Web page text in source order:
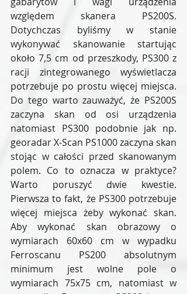
względem skanera PS200S.
Dotychczas byliśmy w stanie
wykonywać skanowanie startując
około 7,5 cm od przeszkody, PS300 z
racji zintegrowanego wyświetlacza
potrzebuje po prostu więcej miejsca.
Do tego warto zauważyć, że PS200S
zaczyna skan od osi urządzenia
natomiast PS300 podobnie jak np.
georadar X-Scan PS1000 zaczyna skan
stojąc w całości przed skanowanym
polem. Co to oznacza w praktyce?
Warto poruszyć dwie kwestie.
Pierwsza to fakt, że PS300 potrzebuje
więcej miejsca żeby wykonać skan.
Aby wykonać skan obrazowy o
wymiarach 60x60 cm w wypadku
Ferroscanu PS200 absolutnym
minimum jest wolne pole o
wymiarach 75x75 cm, natomiast w